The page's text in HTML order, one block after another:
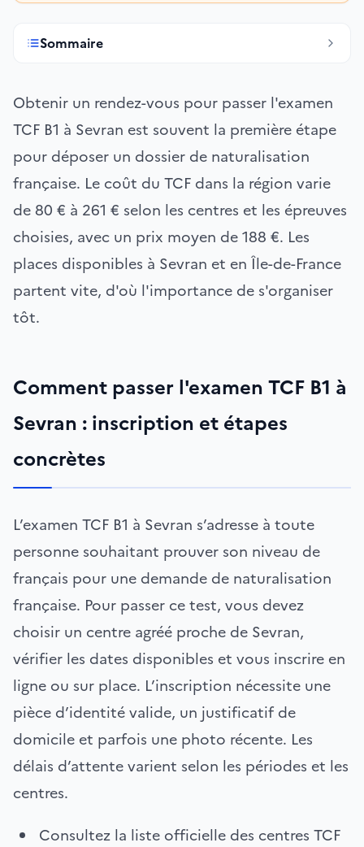
Sommaire
Obtenir un rendez-vous pour passer l'examen
TCF B1 à Sevran est souvent la première étape
pour déposer un dossier de naturalisation
française. Le coût du TCF dans la région varie
de 80 € à 261 € selon les centres et les épreuves
choisies, avec un prix moyen de 188 €. Les
places disponibles à Sevran et en Île-de-France
partent vite, d'où l'importance de s'organiser
tôt.
Comment passer l'examen TCF B1 à
Sevran : inscription et étapes
concrètes
L’examen TCF B1 à Sevran s’adresse à toute
personne souhaitant prouver son niveau de
français pour une demande de naturalisation
française. Pour passer ce test, vous devez
choisir un centre agréé proche de Sevran,
vérifier les dates disponibles et vous inscrire en
ligne ou sur place. L’inscription nécessite une
pièce d’identité valide, un justificatif de
domicile et parfois une photo récente. Les
délais d’attente varient selon les périodes et les
centres.
Consultez la liste officielle des centres TCF